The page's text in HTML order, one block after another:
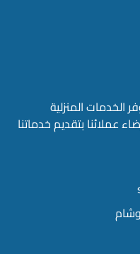
المنزلية
عملائنا بتقديم خدماتنا